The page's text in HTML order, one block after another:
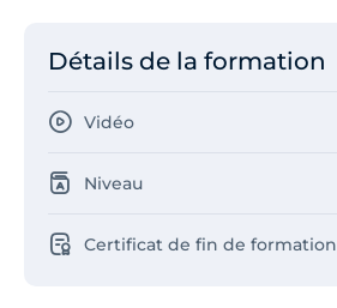
Détails de la formation
Vidéo
Niveau
Certificat de fin de formation